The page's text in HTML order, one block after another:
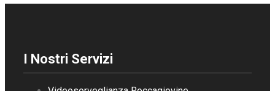
I Nostri Servizi